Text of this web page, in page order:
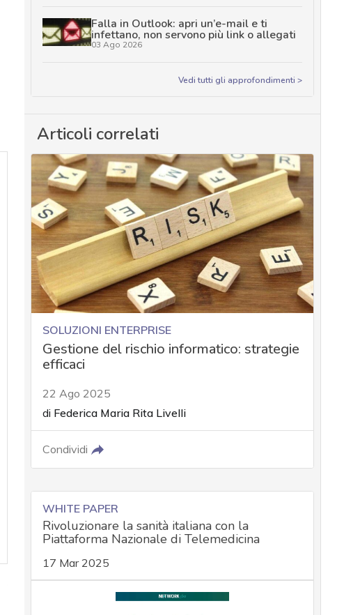
Falla in Outlook: apri un’e-mail e ti
infettano, non servono più link o allegati
03 Ago 2026
Vedi tutti gli approfondimenti >
Articoli correlati
SOLUZIONI ENTERPRISE
Gestione del rischio informatico: strategie
efficaci
22 Ago 2025
di Federica Maria Rita Livelli
Condividi
WHITE PAPER
Rivoluzionare la sanità italiana con la
Piattaforma Nazionale di Telemedicina
17 Mar 2025